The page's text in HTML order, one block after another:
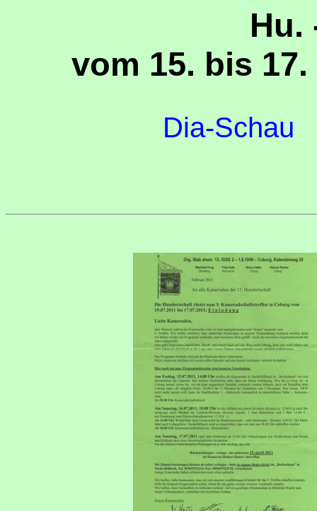
Hu.
vom 15. bis
Dia-Schau